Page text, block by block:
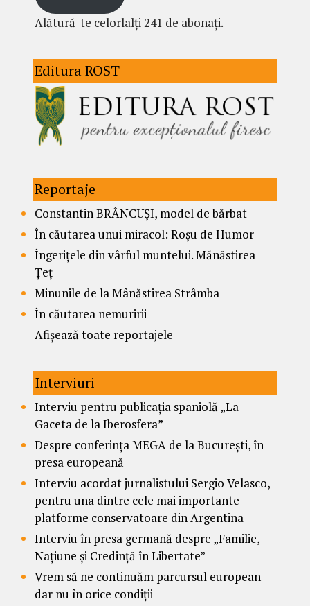
Alătură-te celorlalți 241 de abonați.
Editura ROST
Reportaje
Constantin BRÂNCUȘI, model de bărbat
În căutarea unui miracol: Roșu de Humor
Îngerițele din vârful muntelui. Mănăstirea
Țeț
Minunile de la Mânăstirea Strâmba
În căutarea nemuririi
Afișează toate reportajele
Interviuri
Interviu pentru publicația spaniolă „La
Gaceta de la Iberosfera”
Despre conferința MEGA de la București, în
presa europeană
Interviu acordat jurnalistului Sergio Velasco,
pentru una dintre cele mai importante
platforme conservatoare din Argentina
Interviu în presa germană despre „Familie,
Națiune și Credință în Libertate”
Vrem să ne continuăm parcursul european –
dar nu în orice condiții